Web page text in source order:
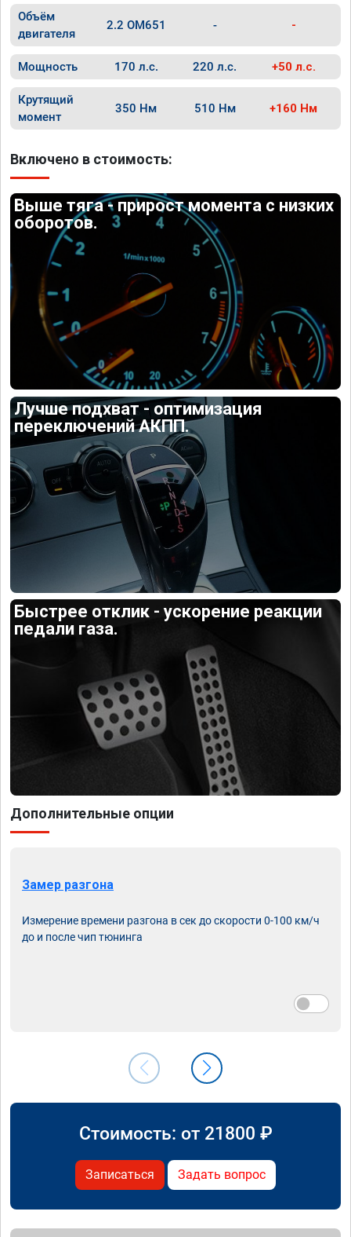
Объём
двигателя
2.2 OM651 - -
Мощность 170 л.с. 220 л.с. +50 л.с.
Крутящий
момент
350 Нм 510 Нм +160 Нм
Включено в стоимость:
Выше тяга - прирост момента с низких
оборотов.
Лучше подхват - оптимизация
переключений АКПП.
Быстрее отклик - ускорение реакции
педали газа.
Дополнительные опции
Замер разгона
Измерение времени разгона в сек до скорости 0-100 км/ч
до и после чип тюнинга
Стоимость: от 21800 ₽
Записаться Задать вопрос